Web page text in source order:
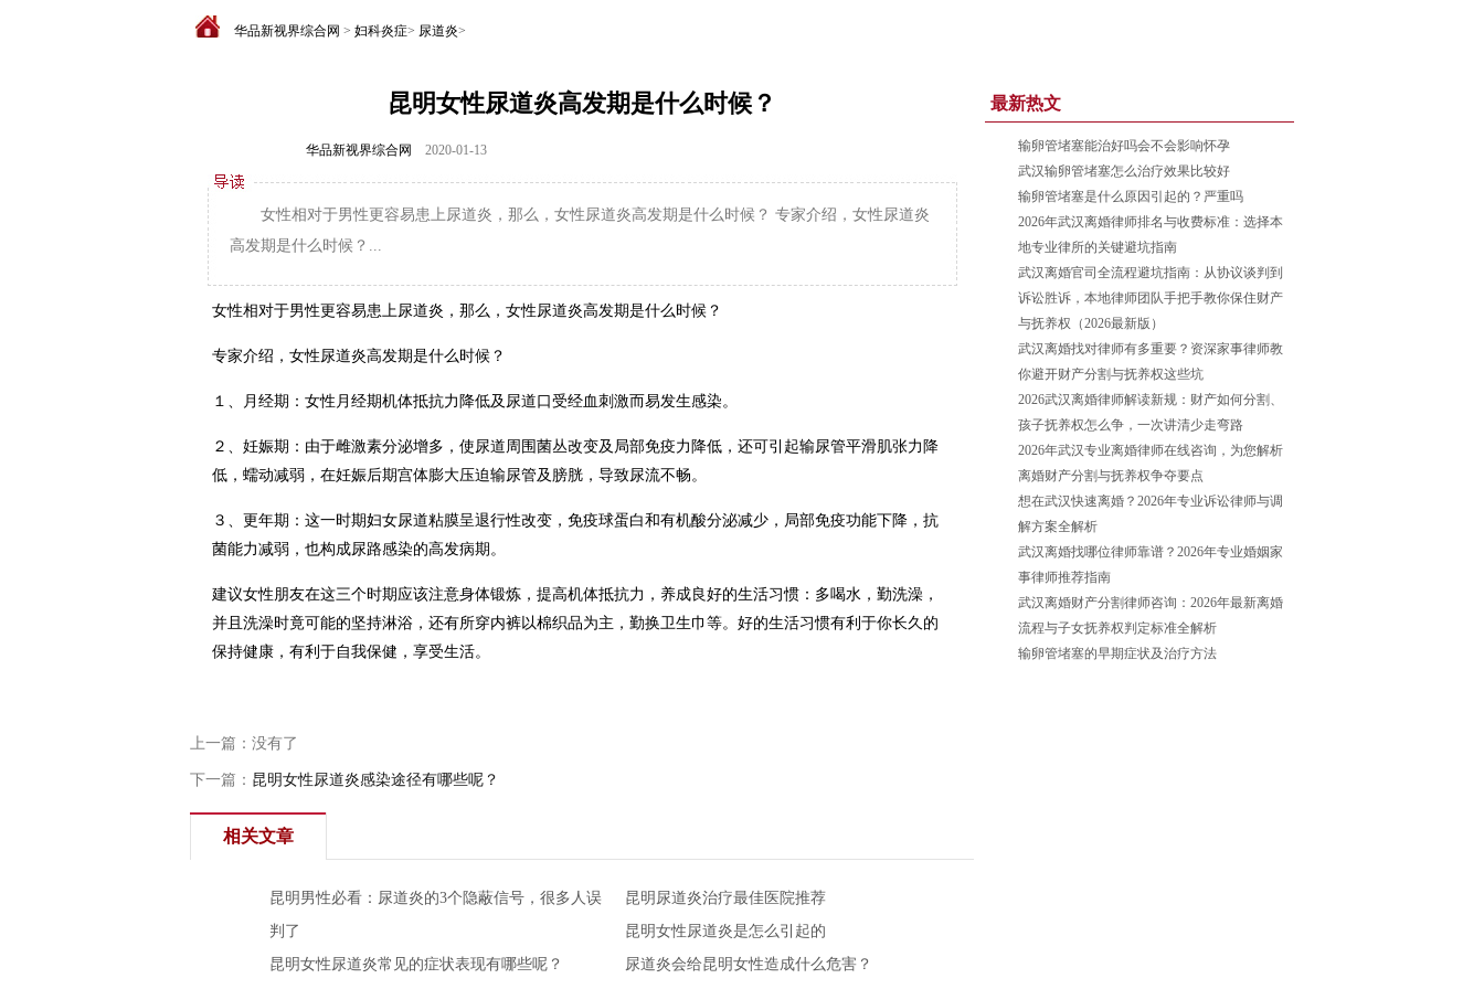
华品新视界综合网 > 妇科炎症> 尿道炎>
昆明女性尿道炎高发期是什么时候？
华品新视界综合网 2020-01-13
女性相对于男性更容易患上尿道炎，那么，女性尿道炎高发期是什么时候？ 专家介绍，女性尿道炎
高发期是什么时候？...
女性相对于男性更容易患上尿道炎，那么，女性尿道炎高发期是什么时候？
专家介绍，女性尿道炎高发期是什么时候？
１、月经期：女性月经期机体抵抗力降低及尿道口受经血刺激而易发生感染。
２、妊娠期：由于雌激素分泌增多，使尿道周围菌丛改变及局部免疫力降低，还可引起输尿管平滑肌张力降
低，蠕动减弱，在妊娠后期宫体膨大压迫输尿管及膀胱，导致尿流不畅。
３、更年期：这一时期妇女尿道粘膜呈退行性改变，免疫球蛋白和有机酸分泌减少，局部免疫功能下降，抗
菌能力减弱，也构成尿路感染的高发病期。
建议女性朋友在这三个时期应该注意身体锻炼，提高机体抵抗力，养成良好的生活习惯：多喝水，勤洗澡，
并且洗澡时竟可能的坚持淋浴，还有所穿内裤以棉织品为主，勤换卫生巾等。好的生活习惯有利于你长久的
保持健康，有利于自我保健，享受生活。
上一篇：没有了
下一篇： 昆明女性尿道炎感染途径有哪些呢？
相关文章
昆明男性必看：尿道炎的3个隐蔽信号，很多人误
判了
昆明尿道炎治疗最佳医院推荐
昆明女性尿道炎是怎么引起的
昆明女性尿道炎常见的症状表现有哪些呢？
尿道炎会给昆明女性造成什么危害？
最新热文
输卵管堵塞能治好吗会不会影响怀孕
武汉输卵管堵塞怎么治疗效果比较好
输卵管堵塞是什么原因引起的？严重吗
2026年武汉离婚律师排名与收费标准：选择本
地专业律所的关键避坑指南
武汉离婚官司全流程避坑指南：从协议谈判到
诉讼胜诉，本地律师团队手把手教你保住财产
与抚养权（2026最新版）
武汉离婚找对律师有多重要？资深家事律师教
你避开财产分割与抚养权这些坑
2026武汉离婚律师解读新规：财产如何分割、
孩子抚养权怎么争，一次讲清少走弯路
2026年武汉专业离婚律师在线咨询，为您解析
离婚财产分割与抚养权争夺要点
想在武汉快速离婚？2026年专业诉讼律师与调
解方案全解析
武汉离婚找哪位律师靠谱？2026年专业婚姻家
事律师推荐指南
武汉离婚财产分割律师咨询：2026年最新离婚
流程与子女抚养权判定标准全解析
输卵管堵塞的早期症状及治疗方法